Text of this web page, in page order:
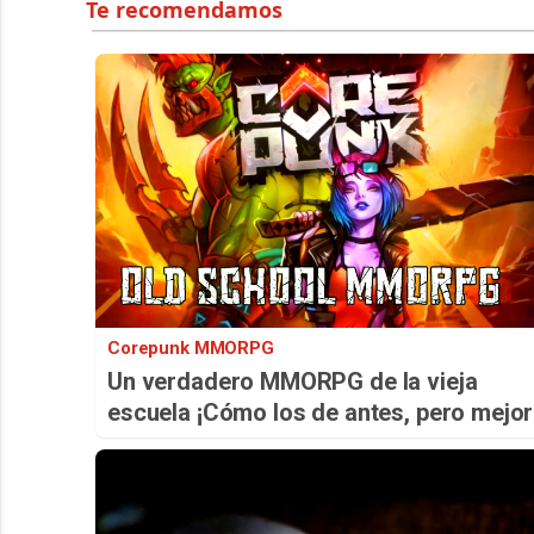
Corepunk MMORPG
Un verdadero MMORPG de la vieja
escuela ¡Cómo los de antes, pero